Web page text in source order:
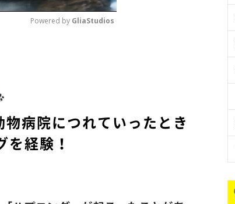
Powered by GliaStudios
病院につれていったとき
を経験！